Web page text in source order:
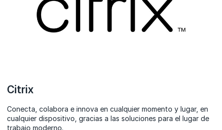
Citrix
Conecta, colabora e innova en cualquier momento y lugar, en
cualquier dispositivo, gracias a las soluciones para el lugar de
trabajo moderno.